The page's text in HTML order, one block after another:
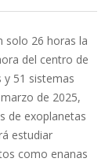
solo 26 horas la
del centro de
y 51 sistemas
de 2025,
de exoplanetas
estudiar
como enanas